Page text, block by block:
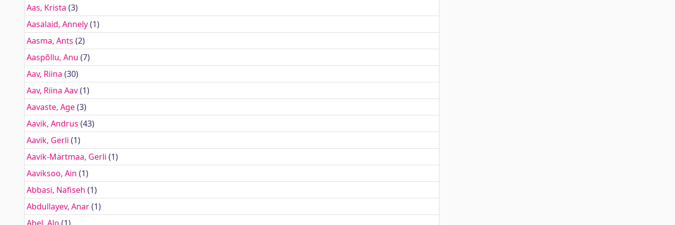
Aas, Krista (3)
Aasalaid, Annely(1)
Aasma, Ants (2)
Aaspõllu, Anu (7)
Aav, Riina (30)
Aav, Riina Aav(1)
Aavaste, Age(3)
Aavik, Andrus (43)
Aavik, Gerli (1)
Aavik-Märtmaa, Gerli (1)
Aaviksoo, Ain (1)
Abbasi, Nafiseh (1)
Abdullayev, Anar(1)